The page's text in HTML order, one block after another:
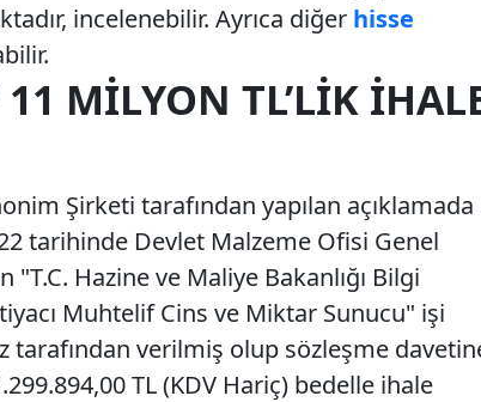
incelenebilir. Ayrıca diğer hisse
MILYON TL’LIK
Şirketi tarafından yapılan açıklamada
tarihinde Devlet Malzeme Ofisi Genel
Hazine ve Maliye Bakanlığı Bilgi
Muhtelif Cins ve Miktar Sunucu" işi
tarafından verilmiş olup sözleşme
TL (KDV Hariç) bedelle ihale